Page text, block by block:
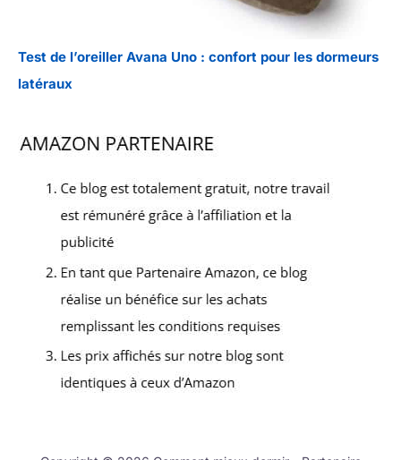
Test de l’oreiller Avana Uno : confort pour les dormeurs
latéraux